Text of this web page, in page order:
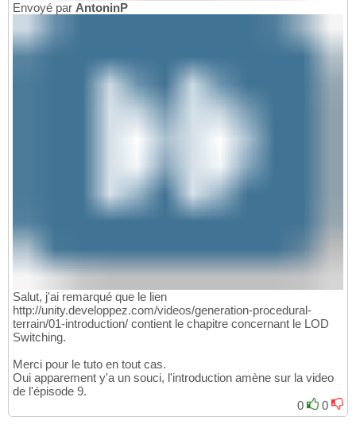
Envoyé par AntoninP
Salut, j'ai remarqué que le lien
http://unity.developpez.com/videos/generation-procedural-
terrain/01-introduction/ contient le chapitre concernant le LOD
Switching.
Merci pour le tuto en tout cas.
Oui apparement y'a un souci, l'introduction amène sur la video
de l'épisode 9.
0
0